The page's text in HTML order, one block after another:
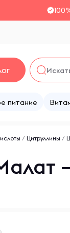
питание
/ Цитруллины /